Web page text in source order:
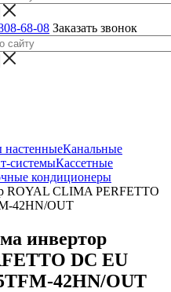
68-08 Заказать звонок
настенныеКанальные
системыКассетные
кондиционеры
ROYAL CLIMA PERFETTO
42HN/OUT
инвертор
DC EU
42HN/OUT